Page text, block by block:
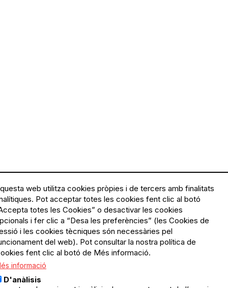
Menú
Legal
Política de privacitat
Avís legal
Política de cookies
web utilitza cookies pròpies i de tercers amb finalitats
Pot acceptar totes les cookies fent clic al botó
totes les Cookies” o desactivar les cookies
i fer clic a “Desa les preferències” (les Cookies de
i les cookies tècniques són necessàries pel
del web). Pot consultar la nostra política de
fent clic al botó de Més informació.
informació
D'anàlisis